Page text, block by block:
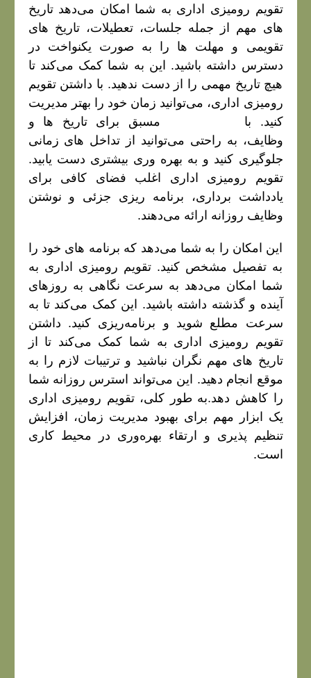
تقویم رومیزی اداری به شما امکان می‌دهد تاریخ‌
های مهم از جمله جلسات، تعطیلات، تاریخ‌ های
تقویمی و مهلت‌ ها را به صورت یکنواخت در
دسترس داشته باشید. این به شما کمک می‌کند تا
هیچ تاریخ مهمی را از دست ندهید. با داشتن تقویم
رومیزی اداری، می‌توانید زمان خود را بهتر مدیریت
کنید. با
مسبق برای تاریخ‌ ها و
وظایف، به راحتی می‌توانید از تداخل‌ های زمانی
جلوگیری کنید و به بهره‌ وری بیشتری دست یابید.
تقویم رومیزی اداری اغلب فضای کافی برای
یادداشت‌ برداری، برنامه‌ ریزی جزئی‌ و نوشتن
وظایف روزانه ارائه می‌دهند.
این امکان را به شما می‌دهد که برنامه‌ های خود را
به تفصیل مشخص کنید. تقویم رومیزی اداری به
شما امکان می‌دهد به سرعت نگاهی به روزهای
آینده و گذشته داشته باشید. این کمک می‌کند تا به
سرعت مطلع شوید و برنامه‌ریزی کنید. داشتن
تقویم رومیزی اداری به شما کمک می‌کند تا از
تاریخ‌ های مهم نگران نباشید و ترتیبات لازم را به
موقع انجام دهید. این می‌تواند استرس روزانه شما
را کاهش دهد.به طور کلی، تقویم رومیزی اداری
یک ابزار مهم برای بهبود مدیریت زمان، افزایش
تنظیم‌ پذیری و ارتقاء بهره‌وری در محیط کاری
است.